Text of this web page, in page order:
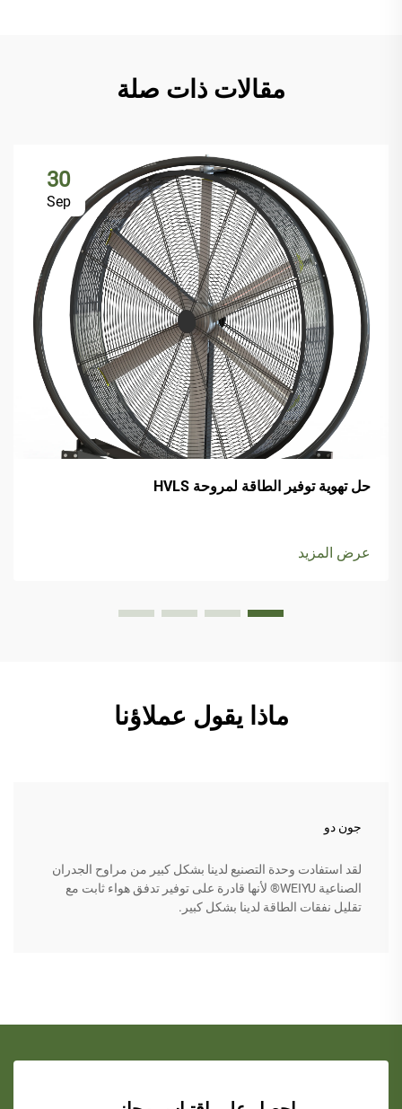
مقالات ذات صلة
30
Sep
حل تهوية توفير الطاقة لمروحة HVLS
عرض المزيد
ماذا يقول عملاؤنا
جون دو
لقد استفادت وحدة التصنيع لدينا بشكل كبير من مراوح الجدران
الصناعية WEIYU® لأنها قادرة على توفير تدفق هواء ثابت مع
تقليل نفقات الطاقة لدينا بشكل كبير.